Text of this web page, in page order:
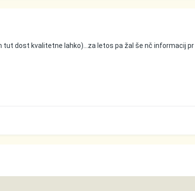
dost kvalitetne lahko)...za letos pa žal še nč informacij pr